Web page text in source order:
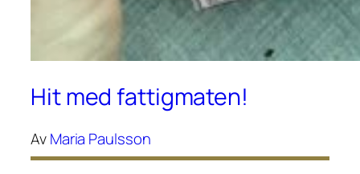
Hit med fattigmaten!
AvMaria Paulsson